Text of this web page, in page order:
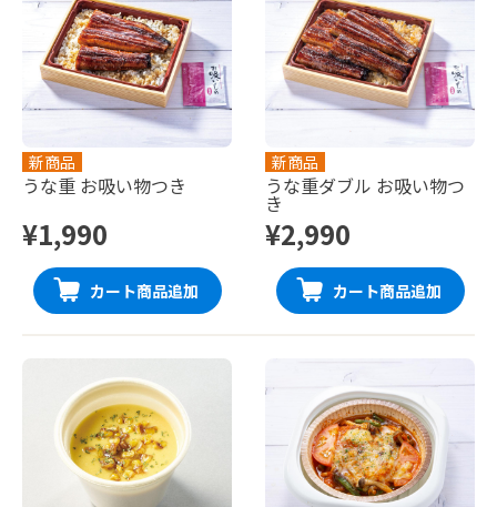
新商品
うな重 お吸い物つき
¥1,990
カート商品追加
新商品
うな重ダブル お吸い物つ
き
¥2,990
カート商品追加